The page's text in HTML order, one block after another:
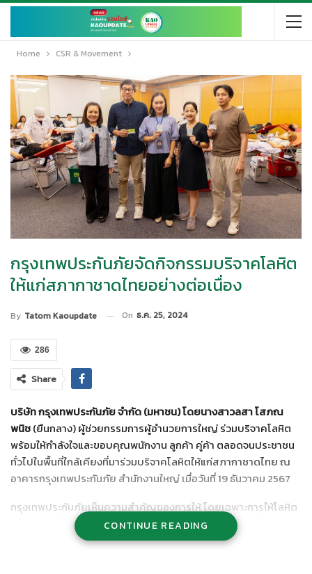
Home CSR & Movement
กรุงเทพประกันภัยจัดกิจกรรมบริจาคโลหิต
ให้แก่สภากาชาดไทยอย่างต่อเนื่อง
By Tatom Kaoupdate On ธ.ค. 25, 2024
286
Share
บริษัท กรุงเทพประกันภัย จำกัด (มหาชน) โดยนางสาวลสา โสภณ
พนิช(ยืนกลาง) ผู้ช่วยกรรมการผู้อำนวยการใหญ่ ร่วมบริจาคโลหิต
พร้อมให้กำลังใจและขอบคุณพนักงาน ลูกค้า คู่ค้า ตลอดจนประชาชน
ทั่วไปในพื้นที่ใกล้เคียงที่มาร่วมบริจาคโลหิตให้แก่สภากาชาดไทย ณ
อาคารกรุงเทพประกันภัย สำนักงานใหญ่ เมื่อวันที่ 19 ธันวาคม 2567
กรุงเทพประกันภัยเห็นความสำคัญของการให้ โดยเฉพาะการให้โลหิต
เพื่อสำรองในการรักษาผู้ป่วย จึงได้จัดกิจกรรมบริจาคโลหิตให้แก่
สภากาชาดไทย ณ สำนักงานใหญ่และสาขา เป็นประจำทุก 3 เดือนมา
CONTINUE READING